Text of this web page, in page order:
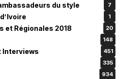
du style 7
1
et Régionales 2018 20
148
Interviews 451
335
934